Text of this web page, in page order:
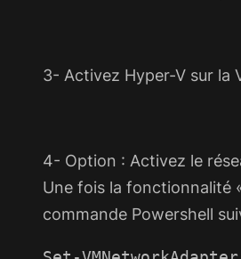
3- Activez Hyper-V sur la
4- Option : Activez le
Une fois la fonctionnalité
commande Powershell